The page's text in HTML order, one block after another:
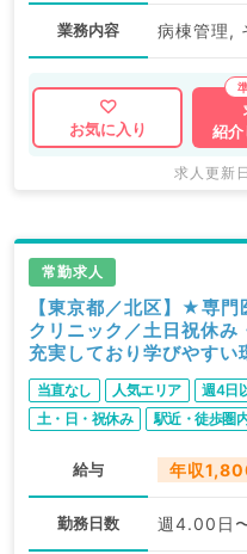
業務内容 病棟管理,
お気に入り
紹介
求人更新
常勤求人
【東京都／北区】★専
クリニック／土日祝休
充実しており学びやすい
内科／常勤）
当直なし 人気エリア 週4日
土・日・祝休み
駅近・徒歩圏
給与 年収
勤務日数 週4.00日